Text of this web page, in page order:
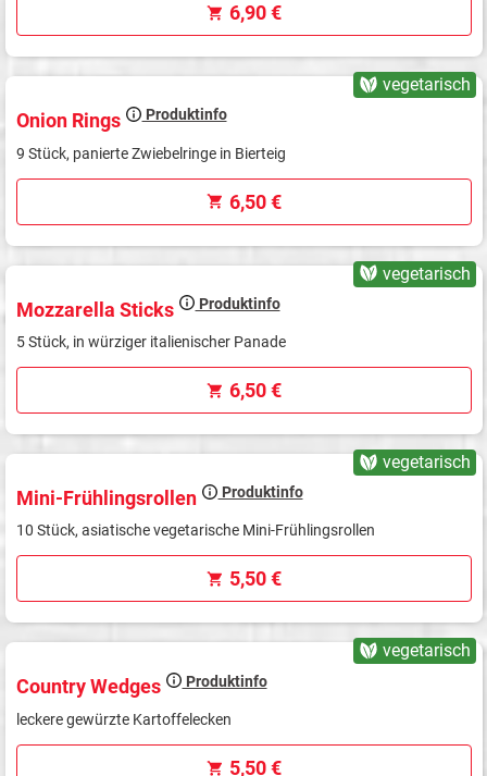
6,90 €
vegetarisch
Onion Rings Produktinfo
9 Stück, panierte Zwiebelringe in Bierteig
6,50 €
vegetarisch
Mozzarella Sticks Produktinfo
5 Stück, in würziger italienischer Panade
6,50 €
vegetarisch
Mini-Frühlingsrollen Produktinfo
10 Stück, asiatische vegetarische Mini-Frühlingsrollen
5,50 €
vegetarisch
Country Wedges Produktinfo
leckere gewürzte Kartoffelecken
5,50 €